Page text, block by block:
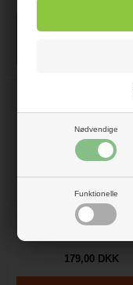
Nødvendige
Funktionelle
BWT Salt til
blødgøringsanlæg
179,00 DKK